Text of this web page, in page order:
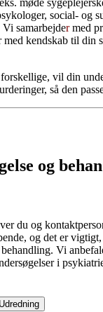
møde
social- og
Vi samarbejdermed
med kendskab til din
vil din
så den
og
du og
og det er
Vi
i